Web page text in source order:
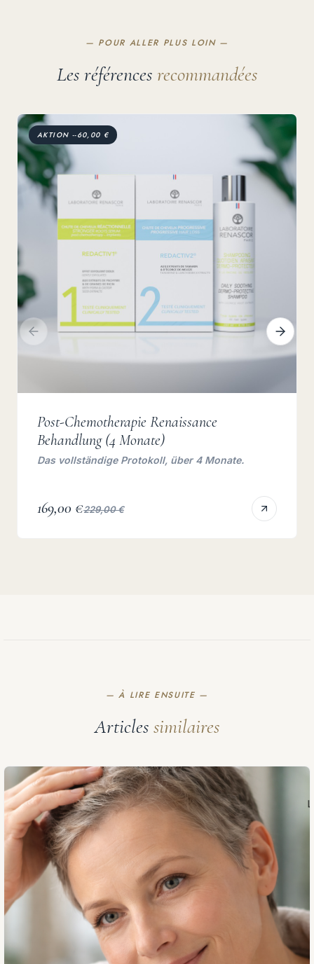
— POUR ALLER PLUS LOIN —
Les références recommandées
AKTION --60,00 €
Post-Chemotherapie Renaissance
Behandlung (4 Monate)
Das vollständige Protokoll, über 4 Monate.
169,00 €229,00 €
— À LIRE ENSUITE —
Articles similaires